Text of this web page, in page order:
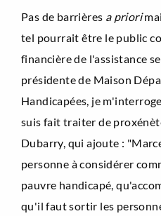
Pas de barrières a priori
tel pourrait être le public
financière de l'assistance
présidente de Maison
Handicapées, je
suis fait traiter de
Dubarry, qui ajoute :
personne à considérer
pauvre handicapé,
qu'il faut sortir les